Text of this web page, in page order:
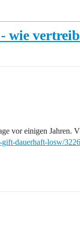
wie
vor einigen Jahren.
dauerhaft-losw/